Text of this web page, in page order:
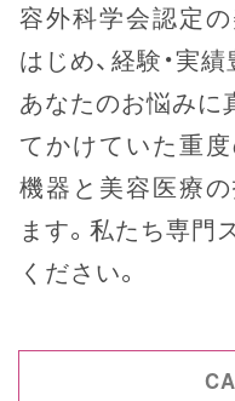
容外科学会認定
はじめ、経験・実
あなたのお悩みに
てかけていた重
機器と美容医療
ます。私たち専門
ください。